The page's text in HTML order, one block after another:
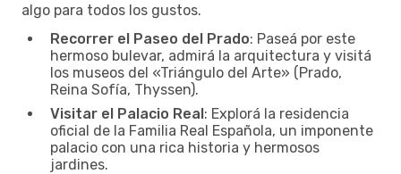
algo para todos los gustos.
Recorrer el Paseo del Prado: Paseá por este
hermoso bulevar, admirá la arquitectura y visitá
los museos del «Triángulo del Arte» (Prado,
Reina Sofía, Thyssen).
Visitar el Palacio Real: Explorá la residencia
oficial de la Familia Real Española, un imponente
palacio con una rica historia y hermosos
jardines.